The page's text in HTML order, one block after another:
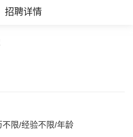
招聘详情
限/经验不限/年龄